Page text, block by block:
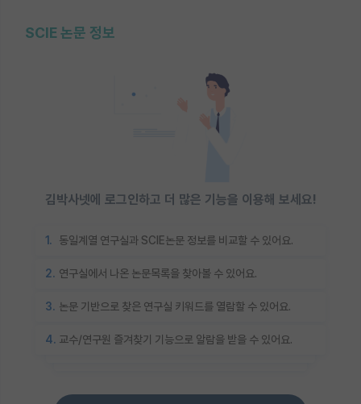
SCIE 논문 정보
김박사넷에 로그인하고 더 많은 기능을 이용해 보세요!
1. 동일계열 연구실과 SCIE논문 정보를 비교할 수 있어요.
2. 연구실에서 나온 논문목록을 찾아볼 수 있어요.
3. 논문 기반으로 찾은 연구실 키워드를 열람할 수 있어요.
4. 교수/연구원 즐겨찾기 기능으로 알람을 받을 수 있어요.